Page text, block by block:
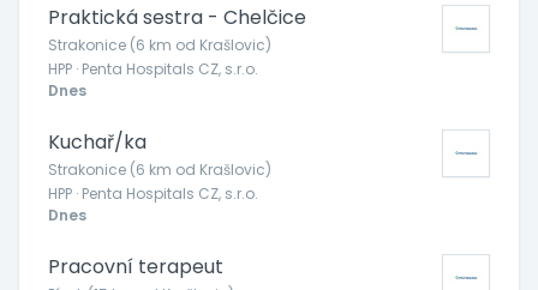
Praktická sestra - Chelčice
Strakonice (6 km od Krašlovic)
HPP · Penta Hospitals CZ, s.r.o.
Dnes
Kuchař/ka
Strakonice (6 km od Krašlovic)
HPP · Penta Hospitals CZ, s.r.o.
Dnes
Pracovní terapeut